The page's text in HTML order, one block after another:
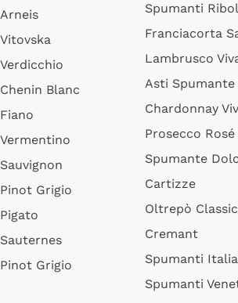
Arneis
Vitovska
Verdicchio
Chenin Blanc
Fiano
Vermentino
Sauvignon
Pinot Grigio
Pigato
Sauternes
Pinot Grigio
Spumanti
Franciacorta
Lambrusco
Asti Spumante
Chardonnay
Prosecco Rosé
Spumante
Cartizze
Oltrepò
Cremant
Spumanti
Spumanti